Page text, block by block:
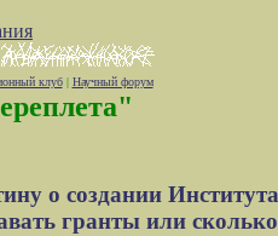
клуб| Научный форум
о создании
гранты или